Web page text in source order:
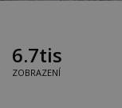
6.7tis
ZOBRAZENÍ